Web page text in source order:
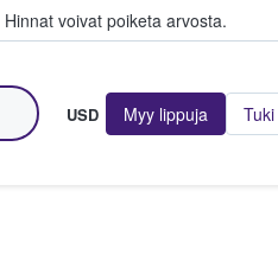
Hinnat voivat poiketa arvosta.
USD Myy lippuja Tuki